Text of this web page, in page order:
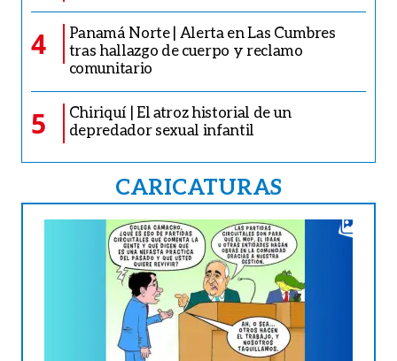
4
Panamá Norte | Alerta en Las Cumbres
tras hallazgo de cuerpo y reclamo
comunitario
5
Chiriquí | El atroz historial de un
depredador sexual infantil
CARICATURAS